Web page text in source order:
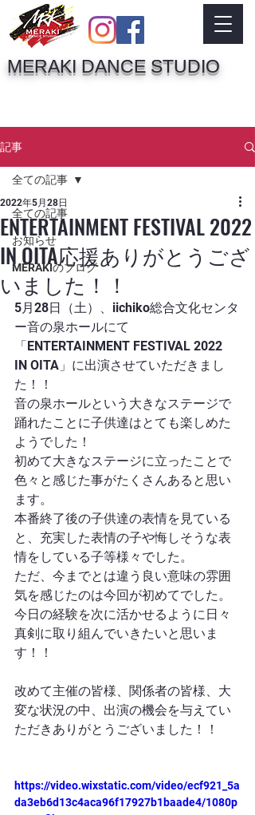
MERAKI DANCE STUDIO
記事
全ての記事
お知らせ
MERAKIのブログ
全ての記事
ENTERTAINMENT FESTIVAL 2022
IN OITA応援ありがとうござ
いました！！
2022年5月28日
5月28日（土）、iichiko総合文化センタ
ー音の泉ホールにて
「ENTERTAINMENT FESTIVAL 2022
IN OITA」に出演させていただきまし
た！！
音の泉ホールという大きなステージで
踊れたことに子供達はとても楽しめた
ようでした！
初めて大きなステージに立ったことで
色々と感じた事がたくさんあると思い
ます。
本番終了後の子供達の表情を見ている
と、充実した表情の子や悔しそうな表
情をしている子等様々でした。
ただ、今までとは違う良い意味の雰囲
気を感じたのは今回が初めてでした。
今日の経験を次に活かせるように日々
真剣に取り組んでいきたいと思いま
す！！
改めて主催の皆様、関係者の皆様、大
変な状況の中、出演の機会を与えてい
ただきありがとうございました！！
https://video.wixstatic.com/video/ecf921_5a
da3eb6d13c4aca96f17927b1baade4/1080p